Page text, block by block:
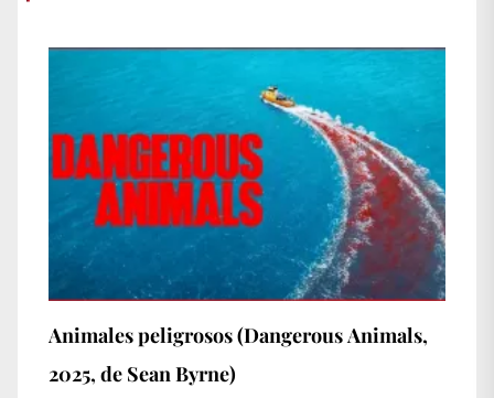
Animales peligrosos (Dangerous Animals,
2025, de Sean Byrne)